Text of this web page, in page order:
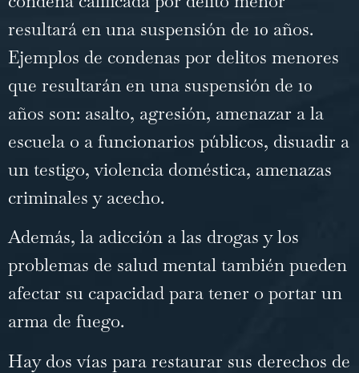
resultará en una suspensión de 10 años.
Ejemplos de condenas por delitos menores
que resultarán en una suspensión de 10
años son: asalto, agresión, amenazar a la
escuela o a funcionarios públicos, disuadir a
un testigo, violencia doméstica, amenazas
criminales y acecho.
Además, la adicción a las drogas y los
problemas de salud mental también pueden
afectar su capacidad para tener o portar un
arma de fuego.
Hay dos vías para restaurar sus derechos de